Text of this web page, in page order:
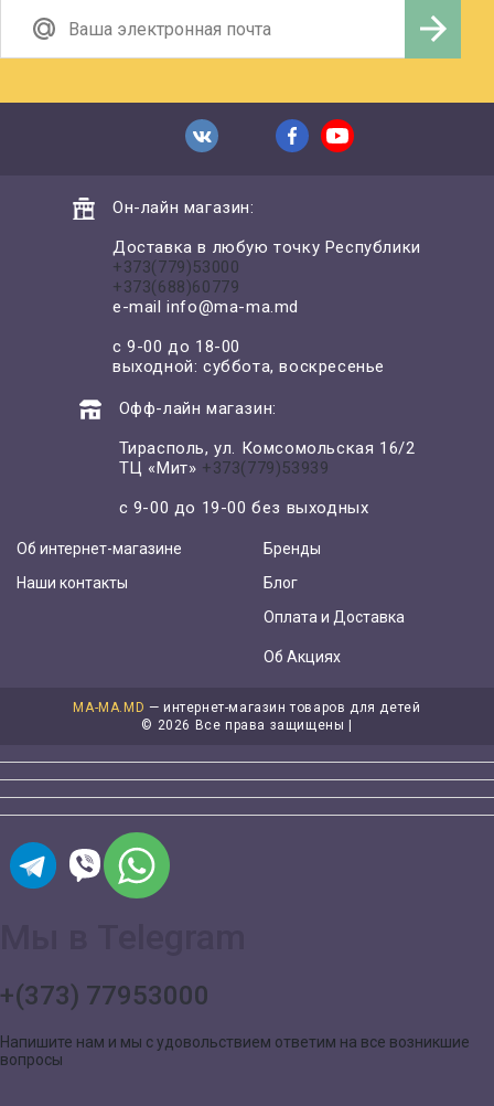
Он-лайн магазин:
Доставка в любую точку Республики
+373(779)53000
+373(688)60779
e-mailinfo@ma-ma.md
с 9-00 до 18-00
выходной: суббота, воскресенье
Офф-лайн магазин:
Тирасполь, ул. Комсомольская 16/2
ТЦ «Мит» +373(779)53939
с 9-00 до 19-00 без выходных
Об интернет-магазине
Наши контакты
Бренды
Блог
Оплата и Доставка
Об Акциях
MA-MA.MD — интернет-магазин товаров для детей
© 2026 Все права защищены |
+(373) 77953000
Напишите нам и мы с удовольствием ответим на все возникшие
вопросы